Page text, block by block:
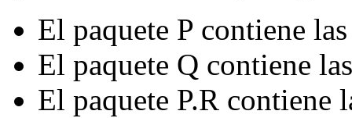
El paquete P contiene
El paquete Q contiene
El paquete P.R contiene